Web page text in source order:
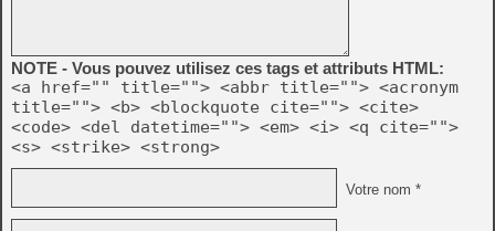
NOTE - Vous pouvez utilisez ces tags et attributs HTML:
<a href="" title=""> <abbr title=""> <acronym
title=""> <b> <blockquote cite=""> <cite>
<code> <del datetime=""> <em> <i> <q cite="">
<s> <strike> <strong>
Votre nom *